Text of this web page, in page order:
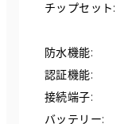
チップセット:
防水機能:
認証機能:
接続端子:
バッテリー: